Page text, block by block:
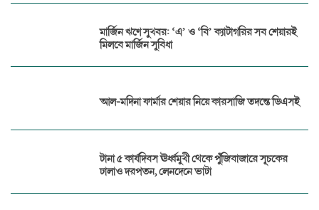
মার্জিন ঋণে সুখবর: ‘এ’ ও ‘বি’ ক্যাটাগরির সব শেয়ারই
মিলবে মার্জিন সুবিধা
আল-মদিনা ফার্মার শেয়ার নিয়ে কারসাজি তদন্তে ডিএসই
টানা ৫ কার্যদিবস ঊর্ধ্বমুখী থেকে পুঁজিবাজারে সূচকের
ঢালাও দরপতন, লেনদেনে ভাটা